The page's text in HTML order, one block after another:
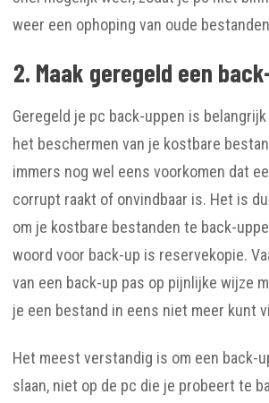
weer een ophoping van oude
2. Maak geregeld een
Geregeld je pc back-uppen is
het beschermen van je kostbare
immers nog wel eens voorkomen dat
corrupt raakt of onvindbaar is. Het is
om je kostbare bestanden te back-
woord voor back-up is reservekopie.
van een back-up pas op pijnlijke wijze
je een bestand in eens niet meer kunt
Het meest verstandig is om een back-
slaan, niet op de pc die je probeert te